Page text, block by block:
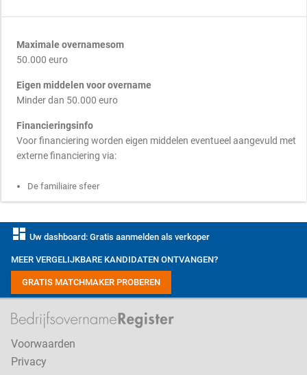
Maximale overnamesom
50.000 euro
Eigen middelen voor overname
Minder dan 50.000 euro
Financieringsinfo
Voor financiering worden eigen middelen eventueel aangevuld met
externe financiering via:
De familiaire sfeer
dashboard Uw dashboard: Gratis aanmelden als verkoper
MEER VERGELIJKBARE KANDIDATEN ONTVANGEN?
GRATIS MATCHMAKER PROBEREN
Voorwaarden
Privacy